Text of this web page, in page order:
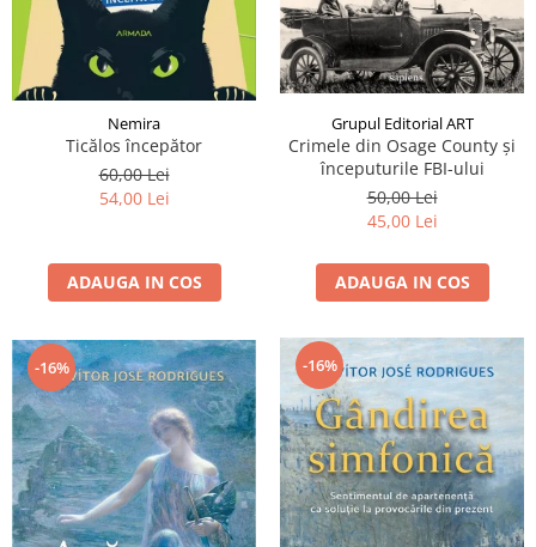
Nemira
Ticălos începător
60,00 Lei
54,00 Lei
ADAUGA IN COS
Grupul Editorial ART
Crimele din Osage County și
începuturile FBI-ului
50,00 Lei
45,00 Lei
ADAUGA IN COS
-16% -16%